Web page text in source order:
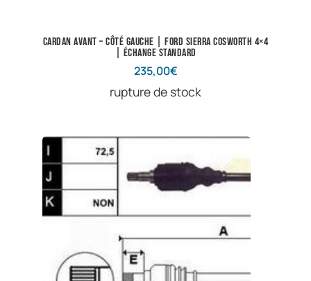
Cardan avant – côté gauche | Ford Sierra Cosworth 4×4
| Échange standard
235,00€
rupture de stock